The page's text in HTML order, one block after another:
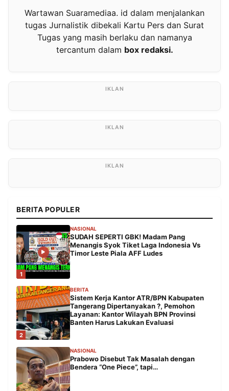
Wartawan Suaramediaa. id dalam menjalankan
tugas Jurnalistik dibekali Kartu Pers dan Surat
Tugas yang masih berlaku dan namanya
tercantum dalam box redaksi.
BERITA POPULER
1
NASIONAL
SUDAH SEPERTI GBK! Madam Pang
Menangis Syok Tiket Laga Indonesia Vs
Timor Leste Piala AFF Ludes
2
BERITA
Sistem Kerja Kantor ATR/BPN Kabupaten
Tangerang Dipertanyakan ?, Pemohon
Layanan: Kantor Wilayah BPN Provinsi
Banten Harus Lakukan Evaluasi
NASIONAL
Prabowo Disebut Tak Masalah dengan
Bendera “One Piece”, tapi…